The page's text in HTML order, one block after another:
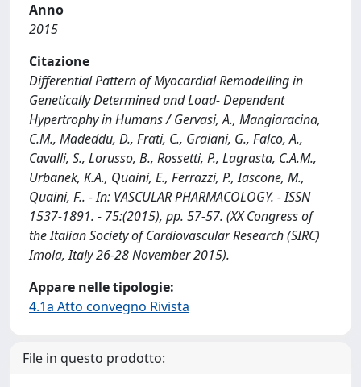
Anno
2015
Citazione
Differential Pattern of Myocardial Remodelling in
Genetically Determined and Load- Dependent
Hypertrophy in Humans / Gervasi, A., Mangiaracina,
C.M., Madeddu, D., Frati, C., Graiani, G., Falco, A.,
Cavalli, S., Lorusso, B., Rossetti, P., Lagrasta, C.A.M.,
Urbanek, K.A., Quaini, E., Ferrazzi, P., Iascone, M.,
Quaini, F.. - In: VASCULAR PHARMACOLOGY. - ISSN
1537-1891. - 75:(2015), pp. 57-57. (XX Congress of
the Italian Society of Cardiovascular Research (SIRC)
Imola, Italy 26-28 November 2015).
Appare nelle tipologie:
4.1a Atto convegno Rivista
File in questo prodotto: